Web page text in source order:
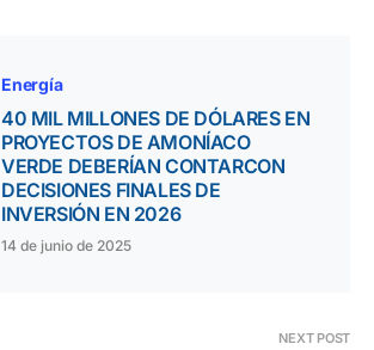
Energía
40 MIL MILLONES DE DÓLARES EN
PROYECTOS DE AMONÍACO
VERDE DEBERÍAN CONTARCON
DECISIONES FINALES DE
INVERSIÓN EN 2026
14 de junio de 2025
NEXT POST